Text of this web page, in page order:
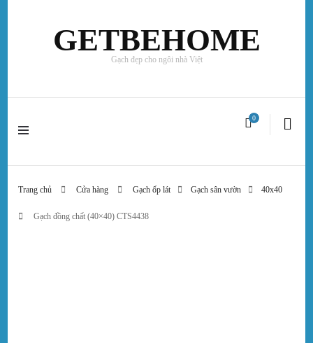
GETBEHOME
Gạch đẹp cho ngôi nhà Việt
0
Trang chủ Cửa hàng Gạch ốp lát Gạch sân vườn 40x40
Gạch đồng chất (40×40) CTS4438